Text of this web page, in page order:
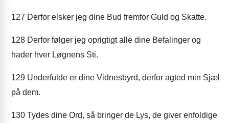
127 Derfor elsker jeg dine Bud fremfor Guld og Skatte.
128 Derfor følger jeg oprigtigt alle dine Befalinger og
hader hver Løgnens Sti.
129 Underfulde er dine Vidnesbyrd, derfor agted min Sjæl
på dem.
130 Tydes dine Ord, så bringer de Lys, de giver enfoldige